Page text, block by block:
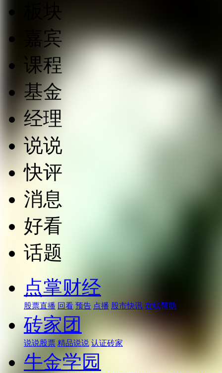
板块
嘉宾
课程
基金
经理
说说
快评
消息
好看
话题
点掌财经
股票直播 回看 预告 点播 股市快讯 在线帮助
砖家团
说说股票 精品说说 认证砖家
牛金学园